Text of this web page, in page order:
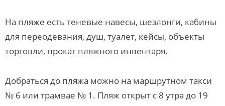
На пляже есть теневые навесы, шезлонги, кабины
для переодевания, душ, туалет, кейсы, объекты
торговли, прокат пляжного инвентаря.
Добраться до пляжа можно на маршрутном такси
№ 6 или трамвае № 1. Пляж открыт с 8 утра до 19